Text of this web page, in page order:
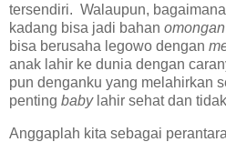
tersendiri. Walaupun,
kadang bisa jadi bahan omongan
bisa berusaha legowo dengan
anak lahir ke dunia dengan
pun denganku yang melahirkan
penting babylahir sehat dan
Anggaplah kita sebagai